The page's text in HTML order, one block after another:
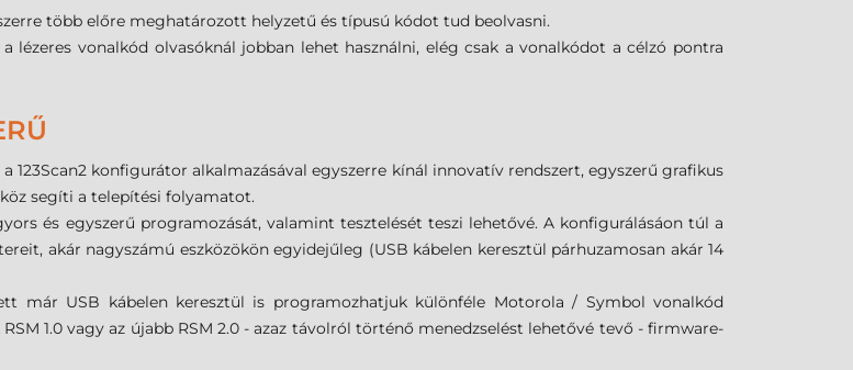
több előre meghatározott helyzetű és típusú kódot tud beolvasni.
a lézeres vonalkód olvasóknál jobban lehet használni, elég csak a vonalkódot a célzó pontra
123Scan2 konfigurátor alkalmazásával egyszerre kínál innovatív rendszert, egyszerű grafikus
segíti a telepítési folyamatot.
és egyszerű programozását, valamint tesztelését teszi lehetővé. A konfigurálásáon túl a
akár nagyszámú eszközökön egyidejűleg (USB kábelen keresztül párhuzamosan akár 14
már USB kábelen keresztül is programozhatjuk különféle Motorola / Symbol vonalkód
1.0 vagy az újabb RSM 2.0 - azaz távolról történő menedzselést lehetővé tevő - firmware-